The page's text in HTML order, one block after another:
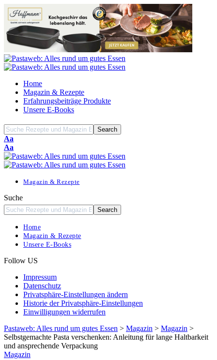
Home
Magazin & Rezepte
Erfahrungsbeiträge Produkte
Unsere E-Books
Font
Resizer
Aa
Font
Resizer
Aa
Magazin & Rezepte
Suche
Home
Magazin & Rezepte
Unsere E-Books
Follow US
Impressum
Datenschutz
Privatsphäre-Einstellungen ändern
Historie der Privatsphäre-Einstellungen
Einwilligungen widerrufen
Pastaweb: Alles rund um gutes Essen > Magazin > Magazin >
Selbstgemachte Pasta verschenken: Anleitung für lange Haltbarkeit
und ansprechende Verpackung
Magazin